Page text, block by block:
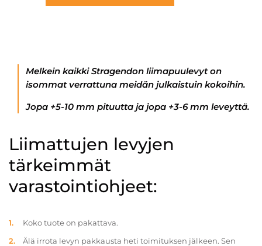
Melkein kaikki Stragendon liimapuulevyt on
isommat verrattuna meidän julkaistuin kokoihin.
Jopa +5-10 mm pituutta ja jopa +3-6 mm leveyttä.
Liimattujen levyjen
tärkeimmät
varastointiohjeet:
Koko tuote on pakattava.
Älä irrota levyn pakkausta heti toimituksen jälkeen. Sen